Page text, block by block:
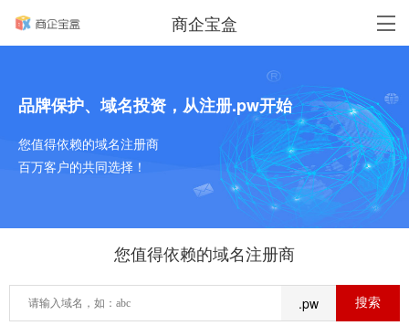
商企宝盒
品牌保护、域名投资，从注册.pw开始
您值得依赖的域名注册商
百万客户的共同选择！
您值得依赖的域名注册商
.pw